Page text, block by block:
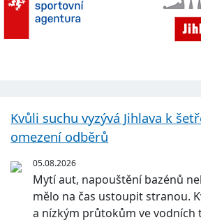
Kvůli suchu vyzývá Jihlava k
omezení odběrů
05.08.2026
Mytí aut, napouštění bazénů
mělo na čas ustoupit stranou.
a nízkým průtokům ve vodních